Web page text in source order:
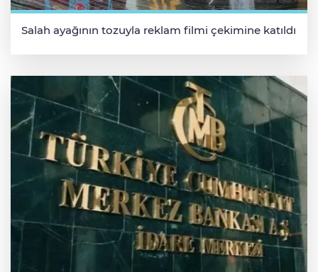
Salah ayağının tozuyla reklam filmi çekimine katıldı